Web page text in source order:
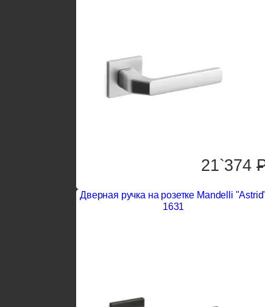
21`374
Дверная ручка на розетке Mandelli
1631